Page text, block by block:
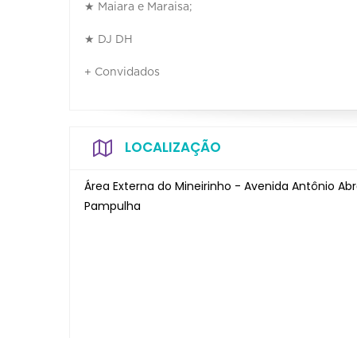
★ Maiara e Maraisa;
★ DJ DH
+ Convidados
LOCALIZAÇÃO
Área Externa do Mineirinho - Avenida Antônio
Pampulha